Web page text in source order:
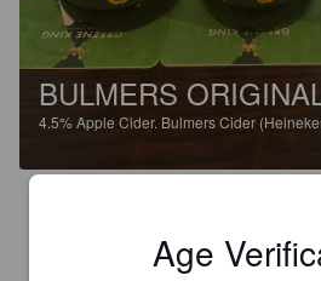
BULMERS
4.5%Apple Cider. Bulmers Cider
VELAATAN KANUUNA
Age